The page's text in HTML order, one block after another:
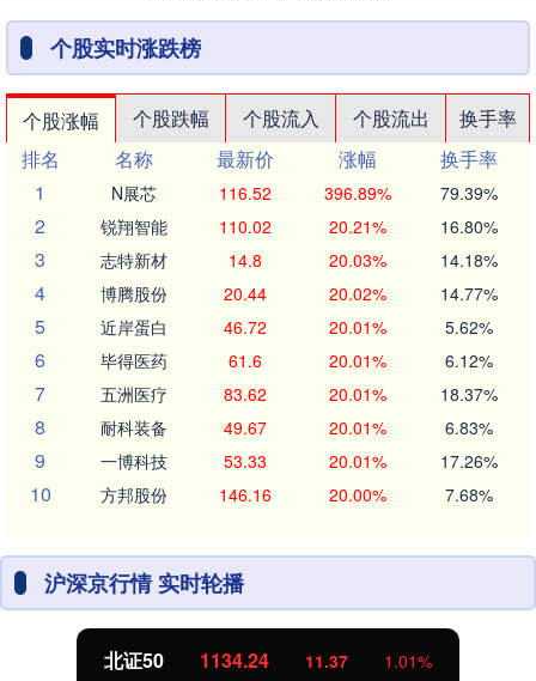
个股实时涨跌榜
个股涨幅 个股跌幅 个股流入 个股流出
换手率
排名
名称 最新价 涨幅
换手率
1
N展芯 116.52 396.89% 79.39%
2 锐翔智能 110.02 20.21% 16.80%
3 志特新材 14.8 20.03% 14.18%
4 博腾股份 20.44 20.02% 14.77%
5 近岸蛋白 46.72 20.01% 5.62%
6 毕得医药 61.6 20.01% 6.12%
7 五洲医疗 83.62 20.01% 18.37%
8 耐科装备 49.67 20.01% 6.83%
9 一博科技 53.33 20.01% 17.26%
10 方邦股份 146.16 20.00% 7.68%
沪深京行情 实时轮播
北证50 1134.24 11.37 1.01%